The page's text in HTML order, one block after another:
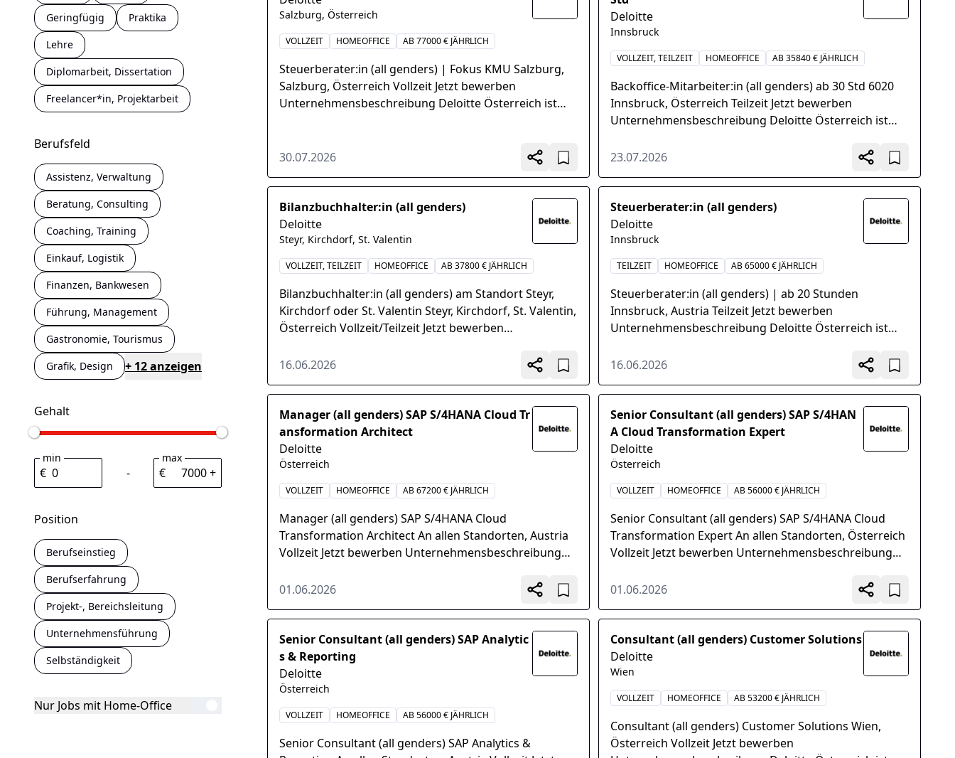
Geringfügig
Praktika
Lehre
Diplomarbeit, Dissertation
Freelancer*in, Projektarbeit
Berufsfeld
Assistenz, Verwaltung
Beratung, Consulting
Coaching, Training
Einkauf, Logistik
Finanzen, Bankwesen
Führung, Management
Gastronomie, Tourismus
Grafik, Design
+ 12 anzeigen
Gehalt
€
min
- € +
max
Position
Berufseinstieg
Berufserfahrung
Projekt-, Bereichsleitung
Unternehmensführung
Selbständigkeit
Nur Jobs mit Home-Office
Salzburg, Österreich
VOLLZEIT HOMEOFFICE AB 77000 € JÄHRLICH
Steuerberater:in (all genders) | Fokus KMU Salzburg,
Salzburg, Österreich Vollzeit Jetzt bewerben
Unternehmensbeschreibung Deloitte Österreich ist
30.07.2026
Deloitte
Innsbruck
VOLLZEIT, TEILZEIT HOMEOFFICE AB 35840 € JÄHRLICH
Backoffice-Mitarbeiter:in (all genders) ab 30 Std 6020
Innsbruck, Österreich Teilzeit Jetzt bewerben
Unternehmensbeschreibung Deloitte Österreich ist
23.07.2026
Bilanzbuchhalter:in (all genders)
Deloitte
Steyr, Kirchdorf, St. Valentin
VOLLZEIT, TEILZEIT HOMEOFFICE AB 37800 € JÄHRLICH
Bilanzbuchhalter:in (all genders) am Standort Steyr,
Kirchdorf oder St. Valentin Steyr, Kirchdorf, St. Valentin,
Österreich Vollzeit/Teilzeit Jetzt bewerben
16.06.2026
Steuerberater:in (all genders)
Deloitte
Innsbruck
TEILZEIT HOMEOFFICE AB 65000 € JÄHRLICH
Steuerberater:in (all genders) | ab 20 Stunden
Innsbruck, Austria Teilzeit Jetzt bewerben
Unternehmensbeschreibung Deloitte Österreich ist
16.06.2026
Manager (all genders) SAP S/4HANA Cloud Tr
ansformation Architect
Deloitte
Österreich
VOLLZEIT HOMEOFFICE AB 67200 € JÄHRLICH
Manager (all genders) SAP S/4HANA Cloud
Transformation Architect An allen Standorten, Austria
Vollzeit Jetzt bewerben Unternehmensbeschreibung
01.06.2026
Senior Consultant (all genders) SAP S/4HAN
A Cloud Transformation Expert
Deloitte
Österreich
VOLLZEIT HOMEOFFICE AB 56000 € JÄHRLICH
Senior Consultant (all genders) SAP S/4HANA Cloud
Transformation Expert An allen Standorten, Österreich
Vollzeit Jetzt bewerben Unternehmensbeschreibung
01.06.2026
Senior Consultant (all genders) SAP Analytic
s & Reporting
Deloitte
Österreich
VOLLZEIT HOMEOFFICE AB 56000 € JÄHRLICH
Senior Consultant (all genders) SAP Analytics &
Consultant (all genders) Customer Solutions
Deloitte
Wien
VOLLZEIT HOMEOFFICE AB 53200 € JÄHRLICH
Consultant (all genders) Customer Solutions Wien,
Österreich Vollzeit Jetzt bewerben